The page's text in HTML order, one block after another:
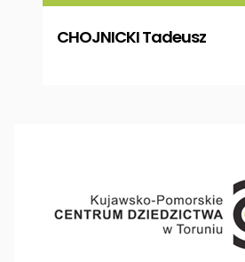
CHOJNICKI Tadeusz